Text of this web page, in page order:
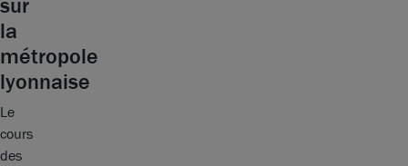
sur
la
métropole
lyonnaise
Le
cours
des